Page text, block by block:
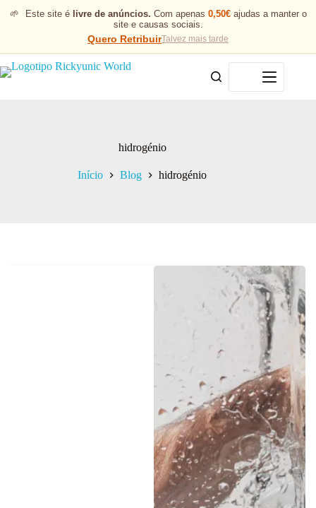
🌱 Este site é livre de anúncios. Com apenas 0,50€ajudas a manter o
site e causas sociais.
Quero RetribuirTalvez mais tarde
Menu
hidrogénio
Início Blog hidrogénio